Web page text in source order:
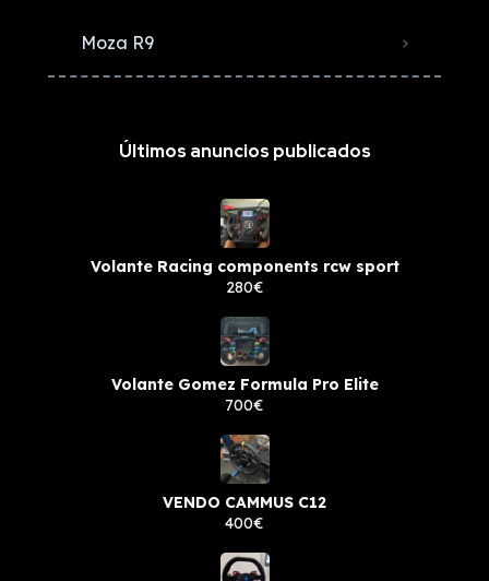
Moza R9
Últimos anuncios publicados
Volante Racing components rcw sport
280€
Volante Gomez Formula Pro Elite
700€
VENDO CAMMUS C12
400€